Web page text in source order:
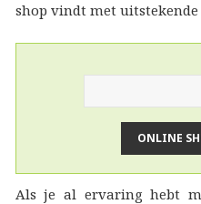
shop vindt met
Als je al ervaring hebt